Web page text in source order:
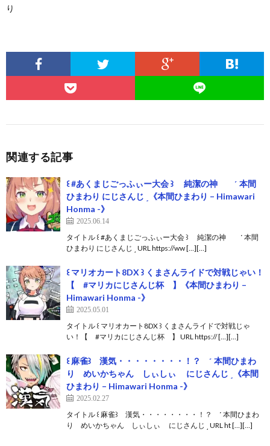
り
関連する記事
꒰ #あくまじごっふぃー大会 ꒱ 純潔の神 ˹ 本間
ひまわり にじさんじ ˼《本間ひまわり – Himawari
Honma -》
2025.06.14
タイトル ꒰ #あくまじごっふぃー大会 ꒱ 純潔の神 ˹ 本間
ひまわり にじさんじ ˼ URL https://ww […][…]
꒰ マリオカート8DX ꒱ くまさんライドで対戦じゃい！
【 #マリカにじさんじ杯 】《本間ひまわり –
Himawari Honma -》
2025.05.01
タイトル ꒰ マリオカート8DX ꒱ くまさんライドで対戦じゃ
い！【 #マリカにじさんじ杯 】 URL https:// […][…]
꒰ 麻雀꒱ 漢気・・・・・・・・！？ ˹ 本間ひまわ
り めいかちゃん しぃしぃ にじさんじ ˼《本間
ひまわり – Himawari Honma -》
2025.02.27
タイトル ꒰ 麻雀꒱ 漢気・・・・・・・・！？ ˹ 本間ひまわ
り めいかちゃん しぃしぃ にじさんじ ˼ URL ht […][…]